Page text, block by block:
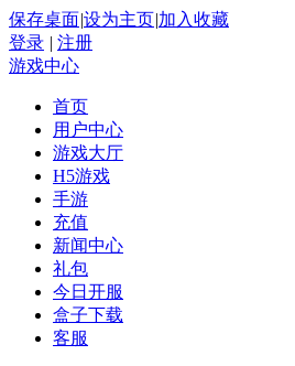
保存桌面|设为主页|加入收藏
登录 | 注册
游戏中心
首页
用户中心
游戏大厅
H5游戏
手游
充值
新闻中心
礼包
今日开服
盒子下载
客服